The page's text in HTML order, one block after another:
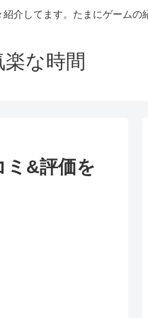
介してます。たまにゲームの
な時間
ミ&評価を